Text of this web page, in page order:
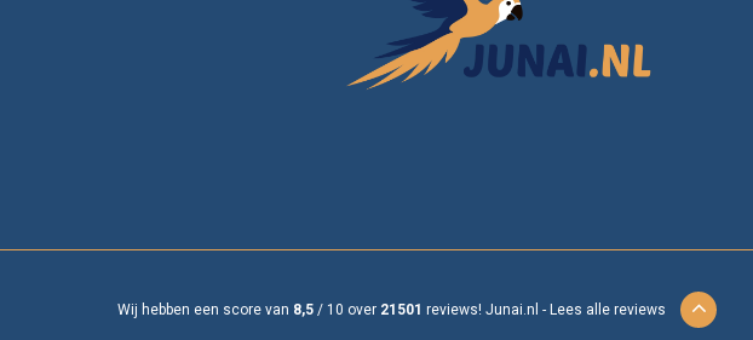
Wij hebben een score van 8,5 / 10 over 21501 reviews! Junai.nl - Lees alle reviews